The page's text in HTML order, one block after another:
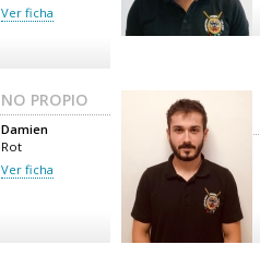
Ver ficha
NO PROPIO
Damien
Rot
Ver ficha